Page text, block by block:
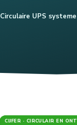
Circulaire UPS
CIJFER · CIRCULAIR EN